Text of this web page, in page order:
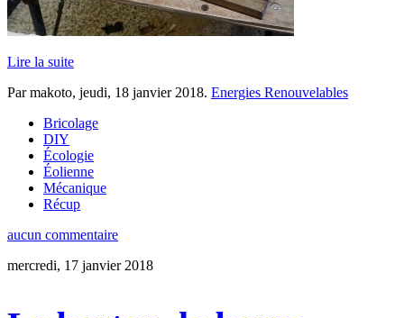
Lire la suite
Par makoto, jeudi, 18 janvier 2018. Energies Renouvelables
Bricolage
DIY
Écologie
Éolienne
Mécanique
Récup
aucun commentaire
mercredi, 17 janvier 2018